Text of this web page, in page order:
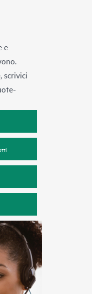
e
scrivici